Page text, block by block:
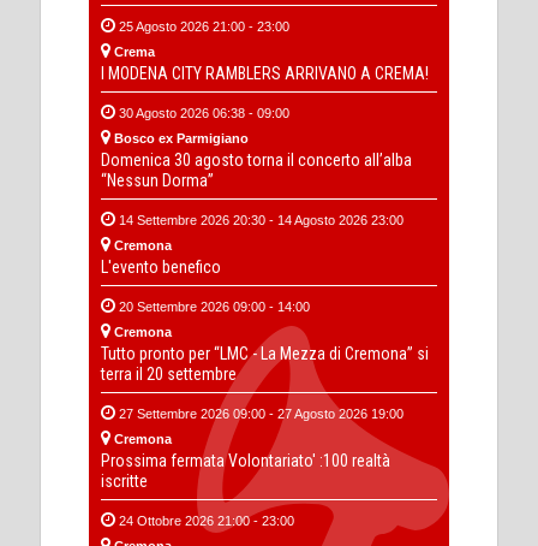
25 Agosto 2026 21:00 - 23:00
Crema
I MODENA CITY RAMBLERS ARRIVANO A CREMA!
30 Agosto 2026 06:38 - 09:00
Bosco ex Parmigiano
Domenica 30 agosto torna il concerto all’alba
“Nessun Dorma”
14 Settembre 2026 20:30 - 14 Agosto 2026 23:00
Cremona
L'evento benefico
20 Settembre 2026 09:00 - 14:00
Cremona
Tutto pronto per “LMC - La Mezza di Cremona” si
terra il 20 settembre
27 Settembre 2026 09:00 - 27 Agosto 2026 19:00
Cremona
Prossima fermata Volontariato' :100 realtà
iscritte
24 Ottobre 2026 21:00 - 23:00